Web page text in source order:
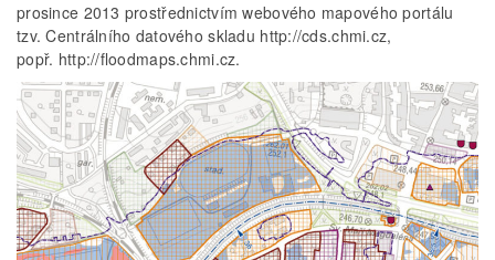
prosince 2013 prostřednictvím webového mapového portálu
tzv. Centrálního datového skladu http://cds.chmi.cz,
popř. http://floodmaps.chmi.cz.